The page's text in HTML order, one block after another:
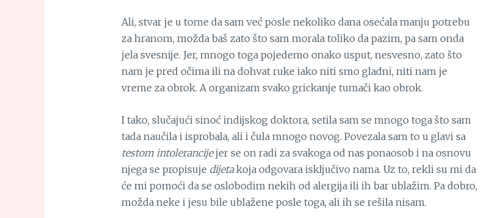
Ali, stvar je u tome da sam već posle nekoliko dana osećala manju potrebu
za hranom, možda baš zato što sam morala toliko da pazim, pa sam onda
jela svesnije. Jer, mnogo toga pojedemo onako usput, nesvesno, zato što
nam je pred očima ili na dohvat ruke iako niti smo gladni, niti nam je
vreme za obrok. A organizam svako grickanje tumači kao obrok.
I tako, slučajući sinoć indijskog doktora, setila sam se mnogo toga što sam
tada naučila i isprobala, ali i čula mnogo novog. Povezala sam to u glavi sa
testom intolerancijejer se on radi za svakoga od nas ponaosob i na osnovu
njega se propisuje dijetakoja odgovara isključivo nama. Uz to, rekli su mi da
će mi pomoći da se oslobodim nekih od alergija ili ih bar ublažim. Pa dobro,
možda neke i jesu bile ublažene posle toga, ali ih se rešila nisam.